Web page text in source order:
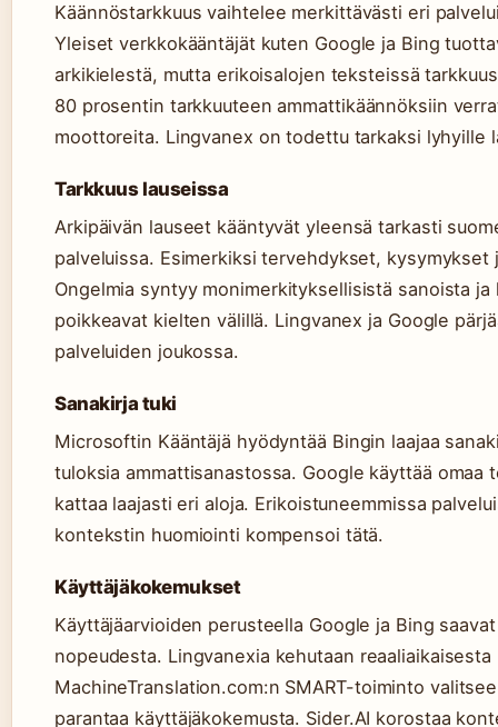
Käännöstarkkuus vaihtelee merkittävästi eri
Yleiset verkkokääntäjät kuten Google ja Bing
arkikielestä, mutta erikoisalojen teksteissä
80 prosentin tarkkuuteen ammattikäännöksiin
moottoreita. Lingvanex on todettu tarkaksi lyhyille
Tarkkuus lauseissa
Arkipäivän lauseet kääntyvät yleensä tarkasti
palveluissa. Esimerkiksi tervehdykset,
Ongelmia syntyy monimerkityksellisistä sanoista
poikkeavat kielten välillä. Lingvanex ja Google
palveluiden joukossa.
Sanakirja tuki
Microsoftin Kääntäjä hyödyntää Bingin laajaa
tuloksia ammattisanastossa. Google käyttää omaa
kattaa laajasti eri aloja. Erikoistuneemmissa
kontekstin huomiointi kompensoi tätä.
Käyttäjäkokemukset
Käyttäjäarvioiden perusteella Google ja Bing
nopeudesta. Lingvanexia kehutaan
MachineTranslation.com:n SMART-toiminto
parantaa käyttäjäkokemusta. Sider.AI korostaa